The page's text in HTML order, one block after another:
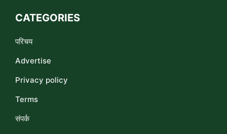
CATEGORIES
परिचय
Advertise
Privacy policy
Terms
संपर्क